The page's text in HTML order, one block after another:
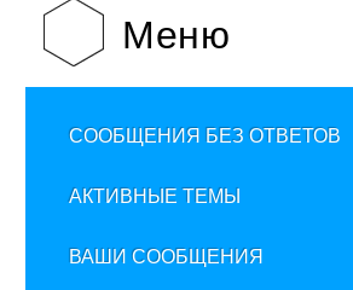
Меню
СООБЩЕНИЯ БЕЗ ОТВЕТОВ
АКТИВНЫЕ ТЕМЫ
ВАШИ СООБЩЕНИЯ